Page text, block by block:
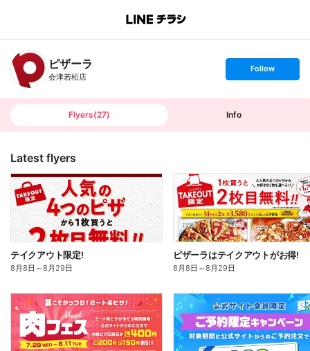
B
n
c
h
T
ピザーラ
会津若松店
s
t
o
Follow
Flyers(27) Info
Latest flyers
テイクアウト限定!
8月8日 ～8月29日
ピザーラはテイクアウトがお得!
8月8日 ～8月29日